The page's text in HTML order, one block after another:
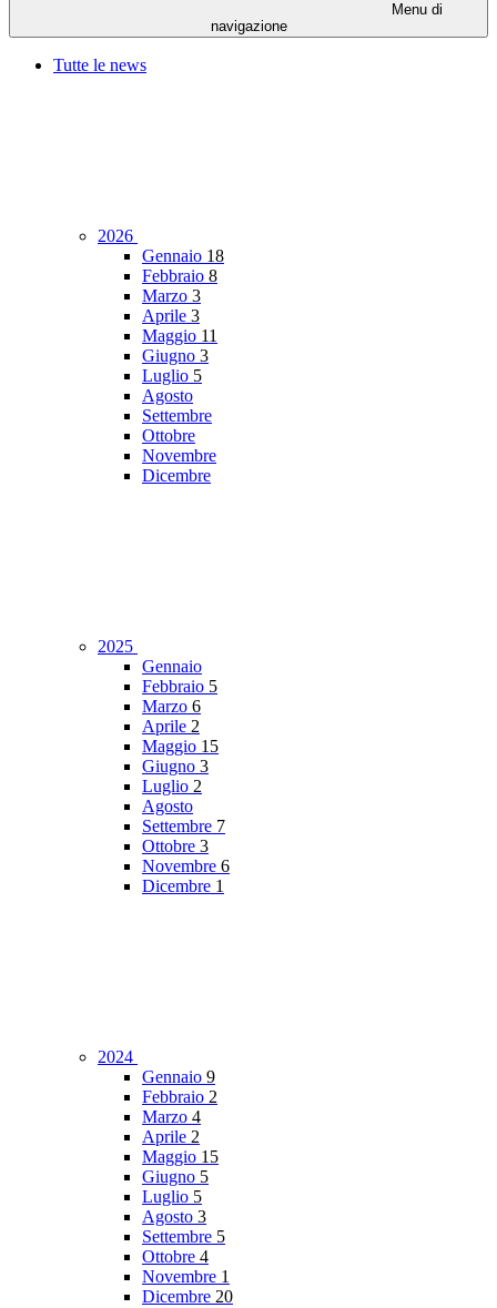
Menu di
navigazione
Tutte le news
2026
Gennaio 18
Febbraio 8
Marzo 3
Aprile 3
Maggio 11
Giugno 3
Luglio 5
Agosto
Settembre
Ottobre
Novembre
Dicembre
2025
Gennaio
Febbraio 5
Marzo 6
Aprile 2
Maggio 15
Giugno 3
Luglio 2
Agosto
Settembre 7
Ottobre 3
Novembre 6
Dicembre 1
2024
Gennaio 9
Febbraio 2
Marzo 4
Aprile 2
Maggio 15
Giugno 5
Luglio 5
Agosto 3
Settembre 5
Ottobre 4
Novembre 1
Dicembre 20